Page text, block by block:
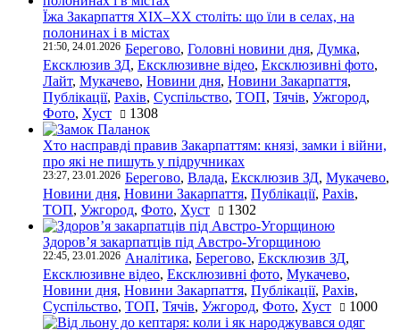
Їжа Закарпаття ХІХ–ХХ століть: що їли в селах, на
полонинах і в містах
21:50, 24.01.2026 Берегово, Головні новини дня, Думка,
Ексклюзив ЗД, Ексклюзивне відео, Ексклюзивні фото,
Лайт, Мукачево, Новини дня, Новини Закарпаття,
Публікації, Рахів, Суспільство, ТОП, Тячів, Ужгород,
Фото, Хуст 1308
Хто насправді правив Закарпаттям: князі, замки і війни,
про які не пишуть у підручниках
23:27, 23.01.2026 Берегово, Влада, Ексклюзив ЗД, Мукачево,
Новини дня, Новини Закарпаття, Публікації, Рахів,
ТОП, Ужгород, Фото, Хуст 1302
Здоров’я закарпатців під Австро-Угорщиною
22:45, 23.01.2026 Аналітика, Берегово, Ексклюзив ЗД,
Ексклюзивне відео, Ексклюзивні фото, Мукачево,
Новини дня, Новини Закарпаття, Публікації, Рахів,
Суспільство, ТОП, Тячів, Ужгород, Фото, Хуст 1000